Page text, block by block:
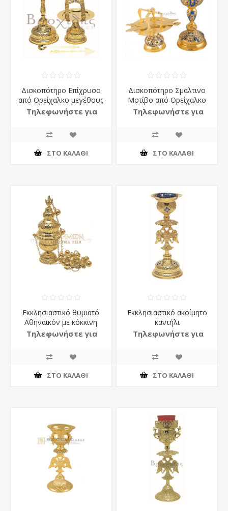
Δισκοπότηρο Επίχρυσο
από Ορείχαλκο μεγέθους
No3
Τηλεφωνήστε για
ΣΤΟ ΚΑΛΆΘΙ
Δισκοπότηρο Σμάλτινο
Μοτίβο από Ορείχαλκο
Τηλεφωνήστε για
ΣΤΟ ΚΑΛΆΘΙ
Εκκλησιαστικό θυμιατό
Αθηναϊκόν με κόκκινη
πέτρα
Τηλεφωνήστε για
ΣΤΟ ΚΑΛΆΘΙ
Εκκλησιαστικό ακοίμητο
καντήλι
Τηλεφωνήστε για
ΣΤΟ ΚΑΛΆΘΙ